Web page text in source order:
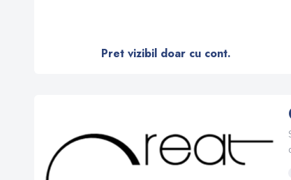
Pret vizibil doar cu cont.